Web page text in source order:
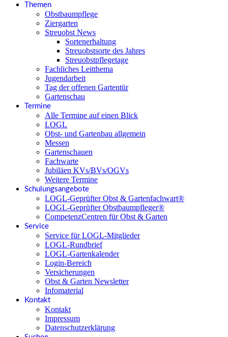
Themen
Obstbaumpflege
Ziergarten
Streuobst News
Sortenerhaltung
Streuobstsorte des Jahres
Streuobstpflegetage
Fachliches Leitthema
Jugendarbeit
Tag der offenen Gartentür
Gartenschau
Termine
Alle Termine auf einen Blick
LOGL
Obst- und Gartenbau allgemein
Messen
Gartenschauen
Fachwarte
Jubiläen KVs/BVs/OGVs
Weitere Termine
Schulungsangebote
LOGL-Geprüfter Obst & Gartenfachwart®
LOGL-Geprüfter Obstbaumpfleger®
CompetenzCentren für Obst & Garten
Service
Service für LOGL-Mitglieder
LOGL-Rundbrief
LOGL-Gartenkalender
Login-Bereich
Versicherungen
Obst & Garten Newsletter
Infomaterial
Kontakt
Kontakt
Impressum
Datenschutzerklärung